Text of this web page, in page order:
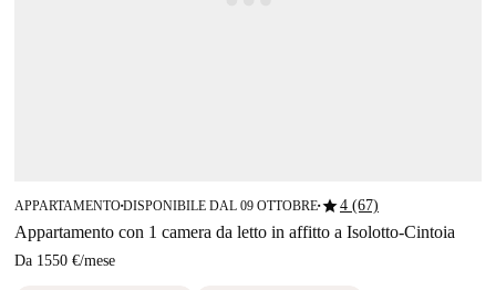
APPARTAMENTO■DISPONIBILE DAL 09 OTTOBRE■star4 (67)
Appartamento con 1 camera da letto in affitto a Isolotto-Cintoia
Da 1550 €/mese